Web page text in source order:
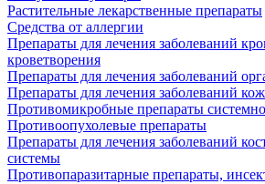
Растительные лекарственные препараты
Средства от аллергии
Препараты для лечения заболеваний
кроветворения
Препараты для лечения заболеваний
Препараты для лечения заболеваний
Противомикробные препараты
Противоопухолевые препараты
Препараты для лечения заболеваний
системы
Противопаразитарные препараты,